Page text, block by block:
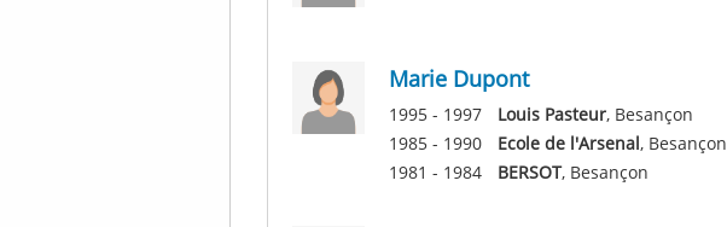
Marie Dupont
1995 - 1997 Louis Pasteur, Besançon
1985 - 1990
Ecole de l'Arsenal, Besançon
1981 - 1984
BERSOT, Besançon